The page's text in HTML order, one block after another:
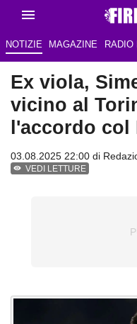
NOTIZIE MAGAZINE RADIO
Ex viola,
vicino al
l'accordo col
03.08.2025 22:00 di
VEDI LETTURE